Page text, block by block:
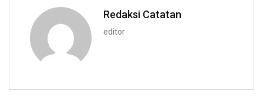
Redaksi Catatan
editor